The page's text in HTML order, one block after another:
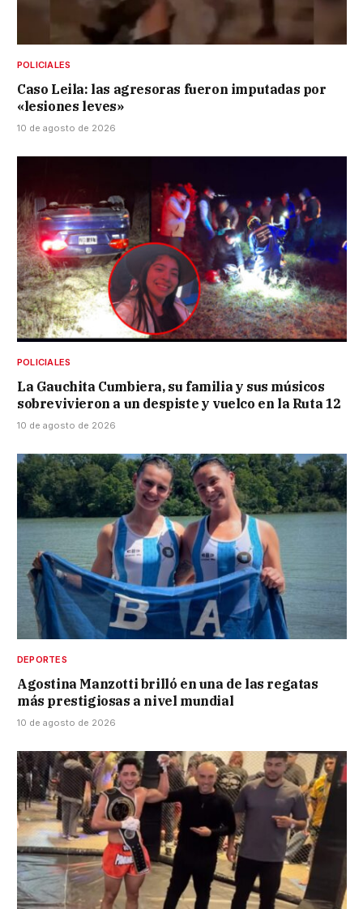
POLICIALES
Caso Leila: las agresoras fueron imputadas por
«lesiones leves»
10 de agosto de 2026
POLICIALES
La Gauchita Cumbiera, su familia y sus músicos
sobrevivieron a un despiste y vuelco en la Ruta 12
10 de agosto de 2026
DEPORTES
Agostina Manzotti brilló en una de las regatas
más prestigiosas a nivel mundial
10 de agosto de 2026